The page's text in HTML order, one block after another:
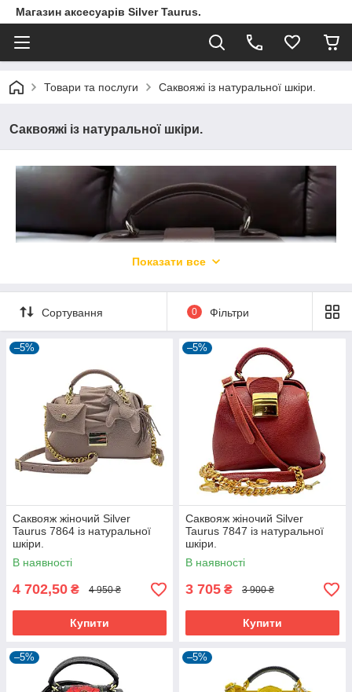
Магазин аксесуарів Silver Taurus.
Товари та послуги Саквояжі із натуральної шкіри.
Саквояжі із натуральної шкіри.
Показати все
Сортування 0 Фільтри
–5%
Саквояж жіночий Silver
Taurus 7864 із натуральної
шкіри.
В наявності
4 702,50 ₴ 4 950 ₴
Купити
–5%
Саквояж жіночий Silver
Taurus 7847 із натуральної
шкіри.
В наявності
3 705 ₴ 3 900 ₴
Купити
–5% –5%